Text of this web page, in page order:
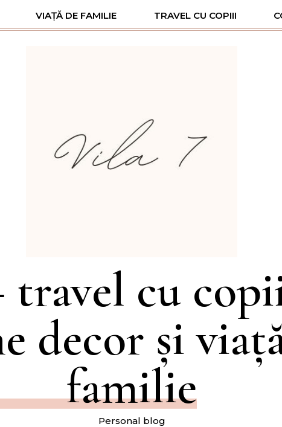
VIAȚĂ DE FAMILIE TRAVEL CU COPIII
travel cu
decor și
familie
Personal blog